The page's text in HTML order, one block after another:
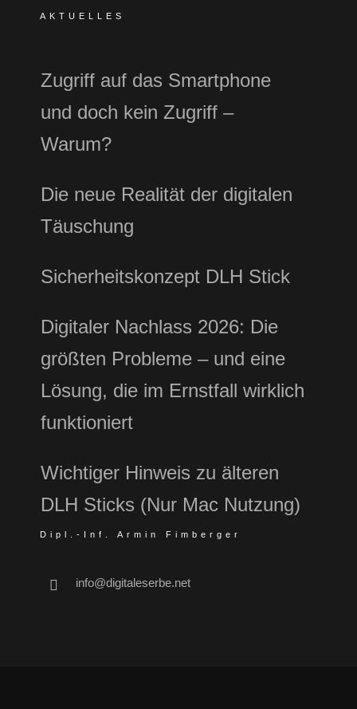
AKTUELLES
Zugriff auf das Smartphone
und doch kein Zugriff –
Warum?
Die neue Realität der digitalen
Täuschung
Sicherheitskonzept DLH Stick
Digitaler Nachlass 2026: Die
größten Probleme – und eine
Lösung, die im Ernstfall wirklich
funktioniert
Wichtiger Hinweis zu älteren
DLH Sticks (Nur Mac Nutzung)
Dipl.-Inf. Armin Fimberger
info@digitaleserbe.net